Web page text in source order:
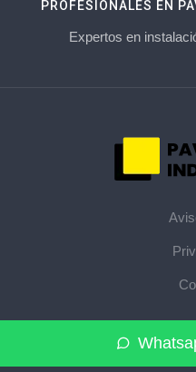
PROFESIONALES EN
Expertos en
© 2026
industriales de su